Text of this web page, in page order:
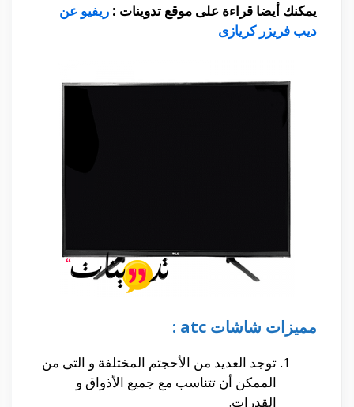
يمكنك أيضا قراءة على موقع تدوينات : ريفيو عن
ديب فريزر كريازى
مميزات شاشات atc :
توجد العديد من الأحجتم المختلفة و التى من
الممكن أن تتناسب مع جميع الأذواق و
القدرات.